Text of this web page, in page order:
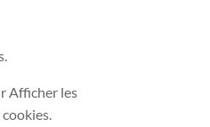
Afficher les